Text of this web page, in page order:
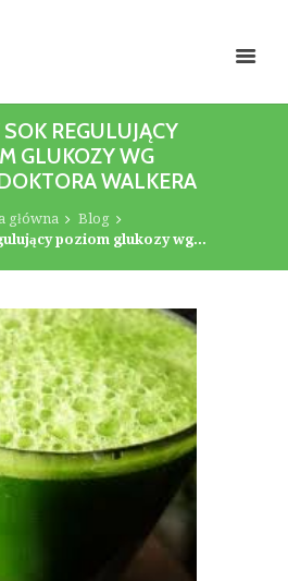
REGULUJĄCY
GLUKOZY WG
WALKERA
główna
Blog
poziom glukozy wg...